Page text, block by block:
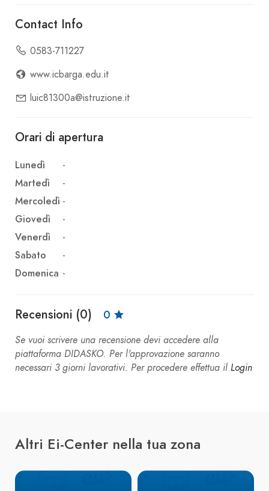
Contact Info
0583-711227
www.icbarga.edu.it
luic81300a@istruzione.it
Orari di apertura
Lunedì
-
Martedì
-
Mercoledì -
Giovedì
-
Venerdì
-
Sabato
-
Domenica -
Recensioni (0) 0
Se vuoi scrivere una recensione devi accedere alla
piattaforma DIDASKO. Per l'approvazione saranno
necessari 3 giorni lavorativi. Per procedere effettua il Login
Altri Ei-Center nella tua zona